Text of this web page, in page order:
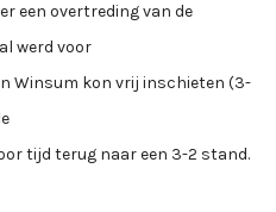
een overtreding van de
werd voor
Winsum kon vrij inschieten (3-
tijd terug naar een 3-2 stand.